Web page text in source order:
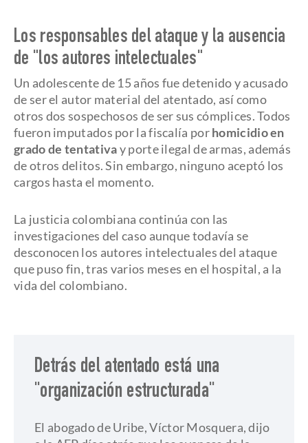
Los responsables del ataque y la ausencia
de "los autores intelectuales"
Un adolescente de 15 años fue detenido y acusado
de ser el autor material del atentado, así como
otros dos sospechosos de ser sus cómplices. Todos
fueron imputados por la fiscalía porhomicidio en
grado de tentativay porte ilegal de armas, además
de otros delitos. Sin embargo, ninguno aceptó los
cargos hasta el momento.
La justicia colombiana continúa con las
investigaciones del caso aunque todavía se
desconocen los autores intelectuales del ataque
que puso fin, tras varios meses en el hospital, a la
vida del colombiano.
Detrás del atentado está una
"organización estructurada"
El abogado de Uribe, Víctor Mosquera, dijo